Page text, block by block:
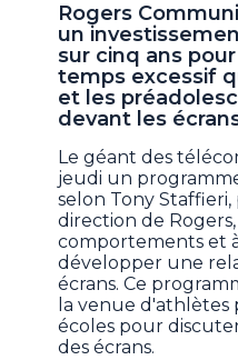
Rogers
un
sur cinq ans
temps excessif
et les
devant les
Le géant des
jeudi un
selon Tony
direction de
comportements et
développer une
écrans. Ce
la venue d'athlètes
écoles pour
des écrans.